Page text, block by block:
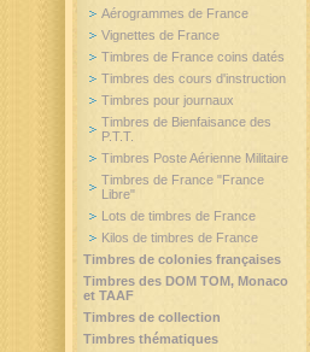
Aérogrammes de France
Vignettes de France
Timbres de France coins datés
Timbres des cours d'instruction
Timbres pour journaux
Timbres de Bienfaisance des
P.T.T.
Timbres Poste Aérienne Militaire
Timbres de France "France
Libre"
Lots de timbres de France
Kilos de timbres de France
Timbres de colonies françaises
Timbres des DOM TOM, Monaco
et TAAF
Timbres de collection
Timbres thématiques